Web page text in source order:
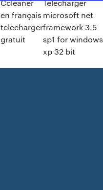
Ccleaner
en français
telecharger
gratuit
Télécharger
microsoft net
framework 3.5
sp1 for windows
xp 32 bit